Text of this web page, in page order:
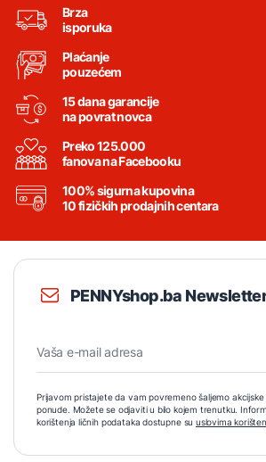
Brza
isporuka
Plaćanje
pouzećem
15 dana garancije
na povrat novca
Preko 125.000
fanova na Facebooku
100% sigurna kupovina
10 fizičkih prodajnih centara
PENNYshop.ba
Prijavom pristajete da vam povremeno šaljemo
ponude. Možete se odjaviti u bilo kojem trenutku.
korištenja ličnih podataka dostupne su uslovima